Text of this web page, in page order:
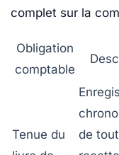
complet sur la
Obligation
comptable
Tenue du
de